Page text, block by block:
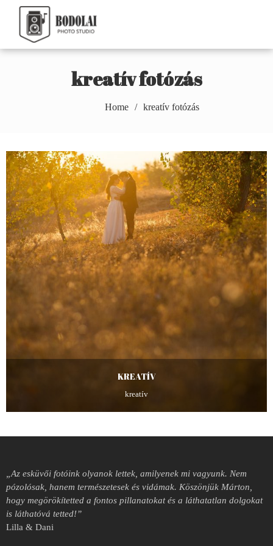
content
Photography
kreatív fotózás
Home kreatív fotózás
KREATÍV
kreatív
„Az esküvői fotóink olyanok lettek, amilyenek mi vagyunk. Nem
pózolósak, hanem természetesek és vidámak. Köszönjük Márton,
hogy megörökítetted a fontos pillanatokat és a láthatatlan dolgokat
is láthatóvá tetted!”
Lilla & Dani